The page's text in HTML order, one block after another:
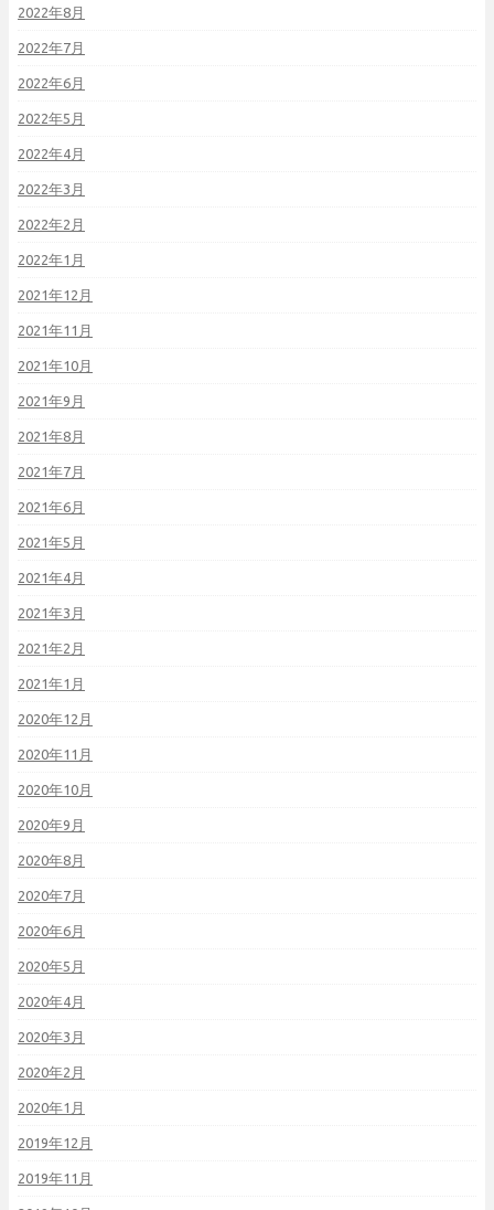
2022年8月
2022年7月
2022年6月
2022年5月
2022年4月
2022年3月
2022年2月
2022年1月
2021年12月
2021年11月
2021年10月
2021年9月
2021年8月
2021年7月
2021年6月
2021年5月
2021年4月
2021年3月
2021年2月
2021年1月
2020年12月
2020年11月
2020年10月
2020年9月
2020年8月
2020年7月
2020年6月
2020年5月
2020年4月
2020年3月
2020年2月
2020年1月
2019年12月
2019年11月